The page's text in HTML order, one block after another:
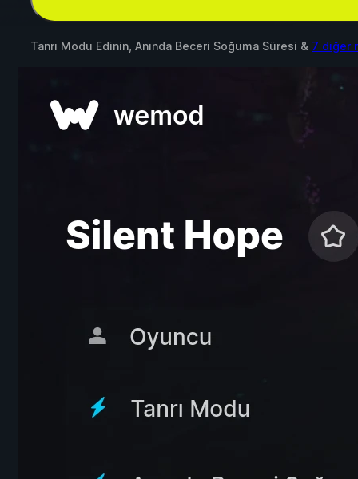
Tanrı Modu Edinin, Anında Beceri Soğuma Süresi & 7 diğer